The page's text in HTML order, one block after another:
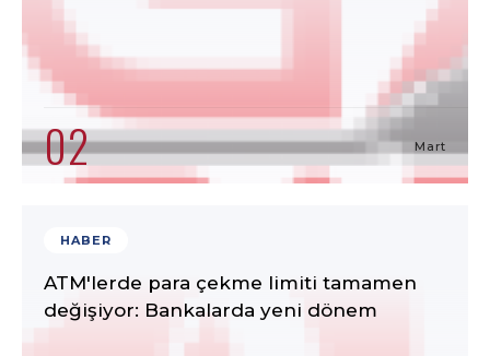
02 Mart
HABER
ATM'lerde para çekme limiti tamamen
değişiyor: Bankalarda yeni dönem